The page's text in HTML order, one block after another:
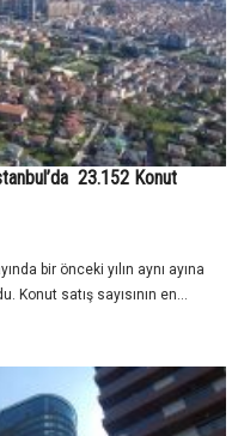
23.152 Konut
bir önceki yılın aynı ayına
satış sayısının en...